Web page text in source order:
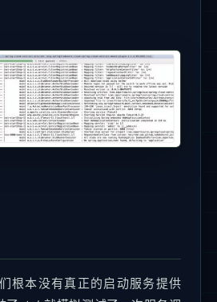
根本没有真正的启动服务提供